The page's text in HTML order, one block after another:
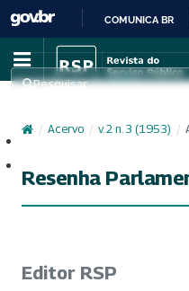
COMUNICA BR
Pesquisar
/ Acervo / v. 2 n. 3 (1953) /
Resenha
Editor RSP